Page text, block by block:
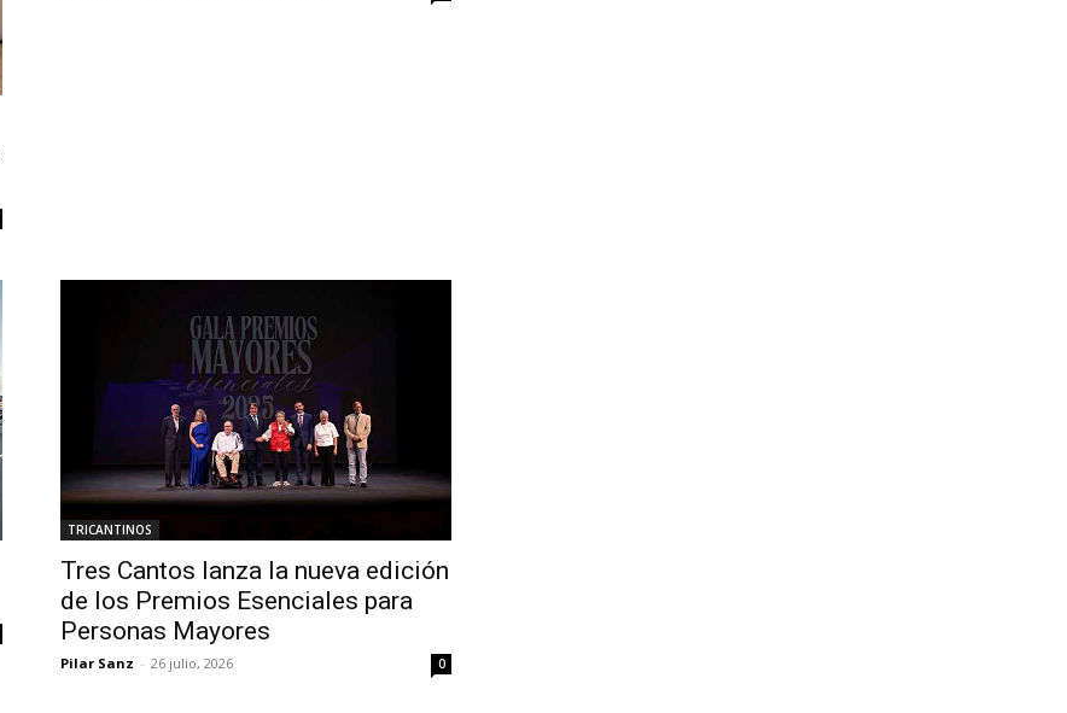
TRICANTINOS
Tres Cantos lanza la nueva edición
de los Premios Esenciales para
Personas Mayores
Pilar Sanz - 26 julio, 2026 0